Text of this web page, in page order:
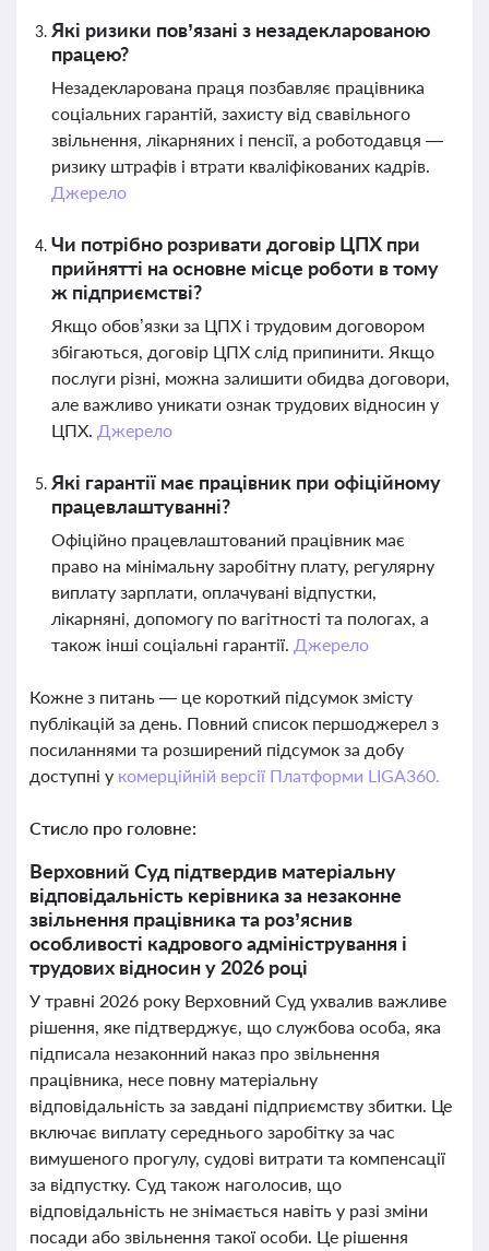
Які ризики пов’язані з незадекларованою
працею?
Незадекларована праця позбавляє працівника
соціальних гарантій, захисту від свавільного
звільнення, лікарняних і пенсії, а роботодавця —
ризику штрафів і втрати кваліфікованих кадрів.
Джерело
Чи потрібно розривати договір ЦПХ при
прийнятті на основне місце роботи в тому
ж підприємстві?
Якщо обов’язки за ЦПХ і трудовим договором
збігаються, договір ЦПХ слід припинити. Якщо
послуги різні, можна залишити обидва договори,
але важливо уникати ознак трудових відносин у
ЦПХ. Джерело
Які гарантії має працівник при офіційному
працевлаштуванні?
Офіційно працевлаштований працівник має
право на мінімальну заробітну плату, регулярну
виплату зарплати, оплачувані відпустки,
лікарняні, допомогу по вагітності та пологах, а
також інші соціальні гарантії. Джерело
Кожне з питань — це короткий підсумок змісту
публікацій за день. Повний список першоджерел з
посиланнями та розширений підсумок за добу
доступні у комерційній версії Платформи LIGA360.
Стисло про головне:
Верховний Суд підтвердив матеріальну
відповідальність керівника за незаконне
звільнення працівника та роз’яснив
особливості кадрового адміністрування і
трудових відносин у 2026 році
У травні 2026 року Верховний Суд ухвалив важливе
рішення, яке підтверджує, що службова особа, яка
підписала незаконний наказ про звільнення
працівника, несе повну матеріальну
відповідальність за завдані підприємству збитки. Це
включає виплату середнього заробітку за час
вимушеного прогулу, судові витрати та компенсації
за відпустку. Суд також наголосив, що
відповідальність не знімається навіть у разі зміни
посади або звільнення такої особи. Це рішення